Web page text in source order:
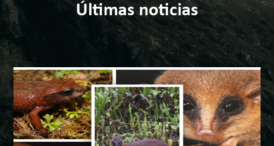
Últimas noticias